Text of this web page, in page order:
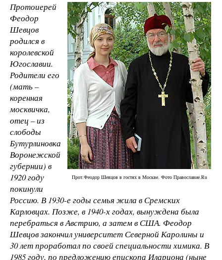
Прот.Феодор Шевцов в гостях в Москве. Фото Православие.Ru
Протоиерей
Феодор
Шевцов
родился в
королевской
Югославии.
Родители его
(мать –
коренная
москвичка,
отец – из
слободы
Бутурлиновка
Воронежской
губернии) в
1920 году
покинули
Россию. В 1930-е годы семья жила в Сремских
Карловцах. Позже, в 1940-х годах, вынуждена была
перебраться в Австрию, а затем в США. Феодор
Шевцов закончил университет Северной Каролины и
30 лет проработал по своей специальности химика. В
1985 году, по предложению епископа Илариона (ныне